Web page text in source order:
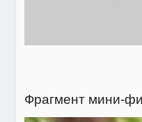
Фрагмент мини-